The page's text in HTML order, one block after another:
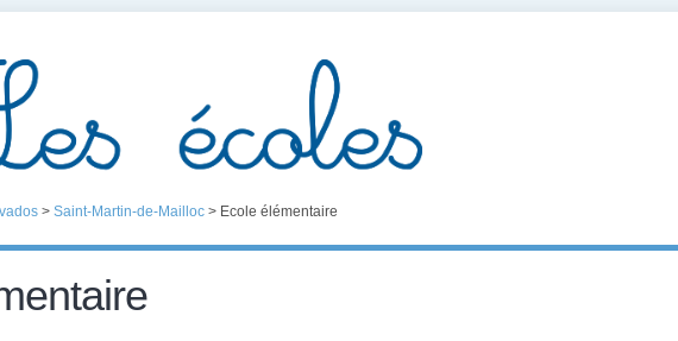
> Saint-Martin-de-Mailloc > Ecole élémentaire